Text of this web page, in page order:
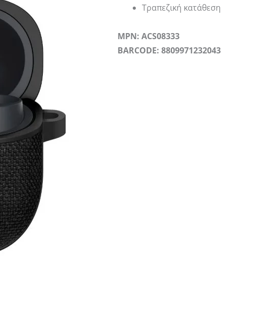
Τραπεζική κατάθεση
MPN: ACS08333
BARCODE: 8809971232043